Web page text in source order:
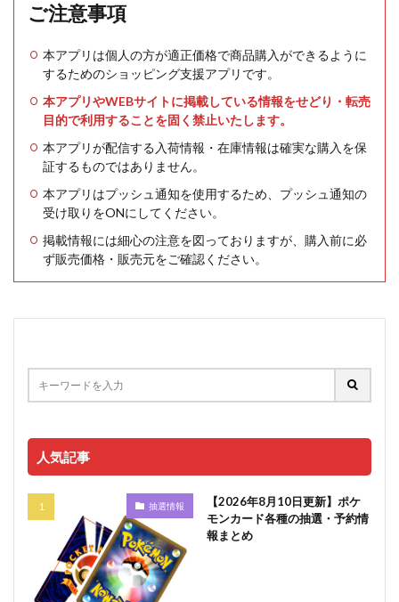
ご注意事項
本アプリは個人の方が適正価格で商品購入ができるように
するためのショッピング支援アプリです。
本アプリやWEBサイトに掲載している情報をせどり・転売
目的で利用することを固く禁止いたします。
本アプリが配信する入荷情報・在庫情報は確実な購入を保
証するものではありません。
本アプリはプッシュ通知を使用するため、プッシュ通知の
受け取りをONにしてください。
掲載情報には細心の注意を図っておりますが、購入前に必
ず販売価格・販売元をご確認ください。
人気記事
抽選情報
【2026年8月10日更新】ポケ
モンカード各種の抽選・予約情
報まとめ